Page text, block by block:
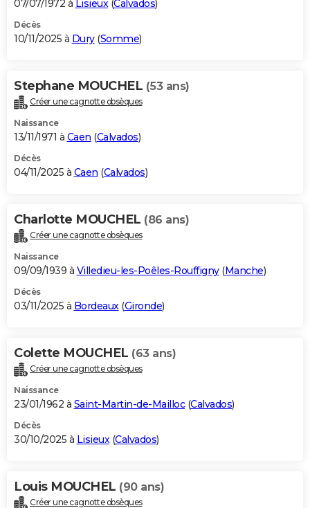
07/07/1972 à Lisieux(Calvados)
Décès
10/11/2025 à Dury(Somme)
Stephane MOUCHEL (53 ans)
Créer une cagnotte obsèques
Naissance
13/11/1971 à Caen (Calvados)
Décès
04/11/2025 à Caen (Calvados)
Charlotte MOUCHEL (86 ans)
Créer une cagnotte obsèques
Naissance
09/09/1939 à Villedieu-les-Poêles-Rouffigny(Manche)
Décès
03/11/2025 à Bordeaux(Gironde)
Colette MOUCHEL (63 ans)
Créer une cagnotte obsèques
Naissance
23/01/1962 à Saint-Martin-de-Mailloc(Calvados)
Décès
30/10/2025 à Lisieux(Calvados)
Louis MOUCHEL (90 ans)
Créer une cagnotte obsèques